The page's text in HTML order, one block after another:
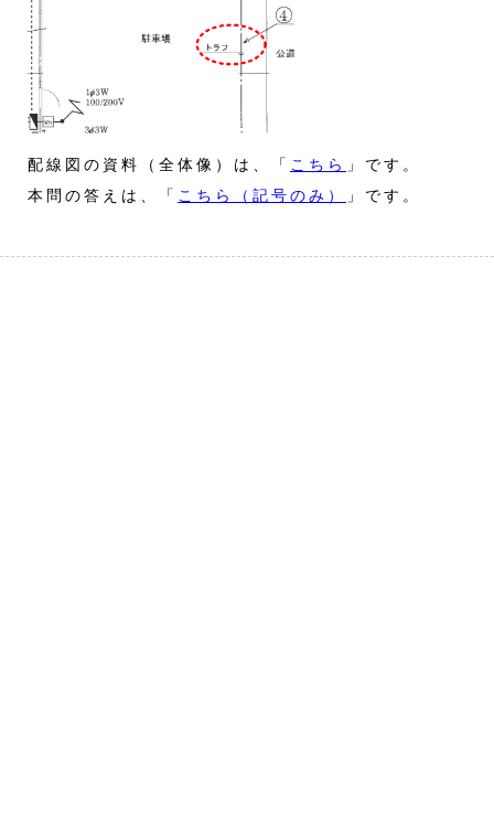
配線図の資料（全体像）は、「 こちら
」です。
本問の答えは、「 こちら（記号のみ） 」です。